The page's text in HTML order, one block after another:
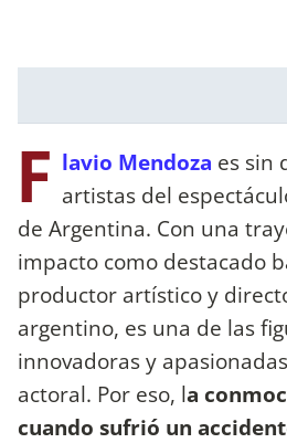
F lavio Mendoza es sin
artistas del
de Argentina. Con una
impacto como destacado
productor artístico y
argentino, es una de las
innovadoras y
actoral. Por eso, la
cuando sufrió un